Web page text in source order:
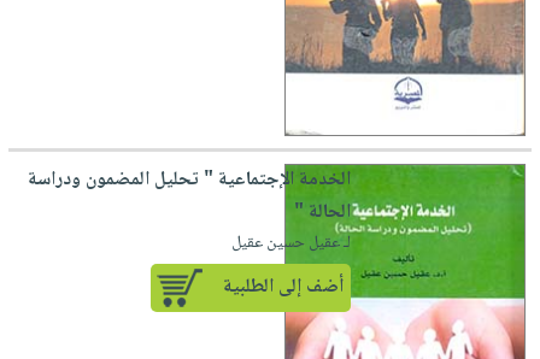
الخدمة الإجتماعية " تحليل المضمون ودراسة
الحالة "
لـ عقيل حسين عقيل
أضف إلى الطلبية